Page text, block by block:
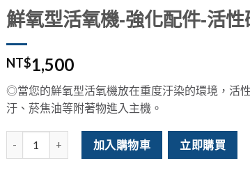
鮮氧型活氧機-強化配件-活性
NT$1,500
◎當您的鮮氧型活氧機放在重度汙染的環境，活
汙、菸焦油等附著物進入主機。
鮮氧型活氧機-強化配件-活性碳濾棉 數量
加入購物車 立即購買